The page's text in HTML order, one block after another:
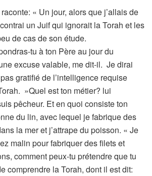
« Un jour, alors que j’allais de
un Juif qui ignorait la Torah et les
de cas de son étude.
tu à ton Père au jour du
excuse valable, me dit-il. Je dirai
gratifié de l’intelligence requise
»Quel est ton métier? lui
pêcheur. Et en quoi consiste ton
du lin, avec lequel je fabrique des
la mer et j’attrape du poisson. « Je
malin pour fabriquer des filets et
comment peux-tu prétendre que tu
comprendre la Torah, dont il est dit: